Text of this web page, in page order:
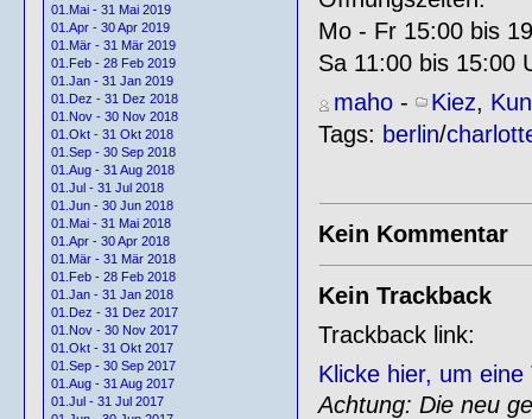
01.Mai - 31 Mai 2019
01.Apr - 30 Apr 2019
01.Mär - 31 Mär 2019
01.Feb - 28 Feb 2019
01.Jan - 31 Jan 2019
01.Dez - 31 Dez 2018
01.Nov - 30 Nov 2018
01.Okt - 31 Okt 2018
01.Sep - 30 Sep 2018
01.Aug - 31 Aug 2018
01.Jul - 31 Jul 2018
01.Jun - 30 Jun 2018
01.Mai - 31 Mai 2018
01.Apr - 30 Apr 2018
01.Mär - 31 Mär 2018
01.Feb - 28 Feb 2018
01.Jan - 31 Jan 2018
01.Dez - 31 Dez 2017
01.Nov - 30 Nov 2017
01.Okt - 31 Okt 2017
01.Sep - 30 Sep 2017
01.Aug - 31 Aug 2017
01.Jul - 31 Jul 2017
Mo - Fr 15:00 bis
Sa 11:00 bis 15:00
maho- Kiez,
Tags: berlin/
Kein Kommentar
Kein Trackback
Trackback link:
Klicke hier, um
Achtung: Die neu